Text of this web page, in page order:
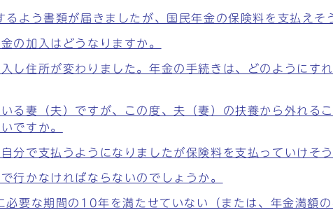
よう書類が届きましたが、国民年金の保険料を支払えそ
の加入はどうなりますか。
し住所が変わりました。年金の手続きは、どのようにす
る妻（夫）ですが、この度、夫（妻）の扶養から外れる
ですか。
分で支払うようになりましたが保険料を支払っていけそ
行かなければならないのでしょうか。
必要な期間の10年を満たせていない（または、年金満額